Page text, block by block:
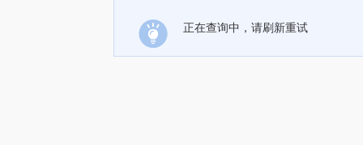
正在查询中，请刷新重试